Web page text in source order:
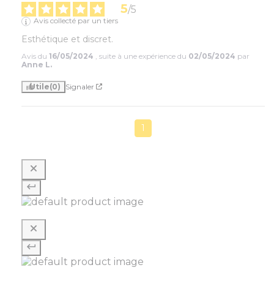
5/5
Avis collecté par un tiers
Esthétique et discret.
Avis du 16/05/2024 , suite à une expérience du 02/05/2024 par
Anne L.
Utile(0) Signaler
1